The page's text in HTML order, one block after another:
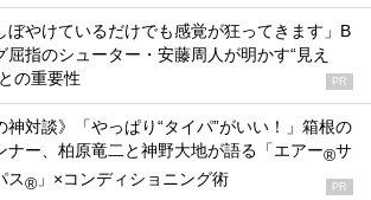
ぼやけているだけでも感覚が狂ってきます」B
屈指のシューター・安藤周人が明かす“見え
の重要性
PR
神対談》「やっぱり“タイパ”がいい！」箱根の
ナー、柏原竜二と神野大地が語る「エアー®サ
ス® 」×コンディショニング術 PR